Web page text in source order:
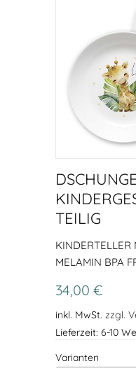
TEILIG
KINDERTELLER
MELAMIN BPA
34,00 €
inkl. MwSt. zzgl.
Lieferzeit: 6-10
Varianten